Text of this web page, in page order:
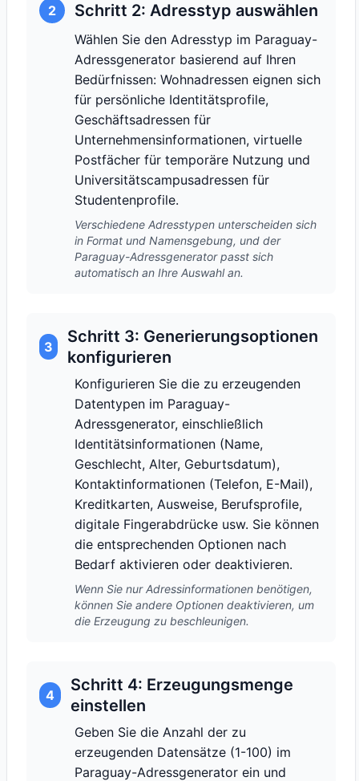
2 Schritt 2: Adresstyp auswählen
Wählen Sie den Adresstyp im Paraguay-
Adressgenerator basierend auf Ihren
Bedürfnissen: Wohnadressen eignen sich
für persönliche Identitätsprofile,
Geschäftsadressen für
Unternehmensinformationen, virtuelle
Postfächer für temporäre Nutzung und
Universitätscampusadressen für
Studentenprofile.
Verschiedene Adresstypen unterscheiden sich
in Format und Namensgebung, und der
Paraguay-Adressgenerator passt sich
automatisch an Ihre Auswahl an.
3
Schritt 3: Generierungsoptionen
konfigurieren
Konfigurieren Sie die zu erzeugenden
Datentypen im Paraguay-
Adressgenerator, einschließlich
Identitätsinformationen (Name,
Geschlecht, Alter, Geburtsdatum),
Kontaktinformationen (Telefon, E-Mail),
Kreditkarten, Ausweise, Berufsprofile,
digitale Fingerabdrücke usw. Sie können
die entsprechenden Optionen nach
Bedarf aktivieren oder deaktivieren.
Wenn Sie nur Adressinformationen benötigen,
können Sie andere Optionen deaktivieren, um
die Erzeugung zu beschleunigen.
4
Schritt 4: Erzeugungsmenge
einstellen
Geben Sie die Anzahl der zu
erzeugenden Datensätze (1-100) im
Paraguay-Adressgenerator ein und